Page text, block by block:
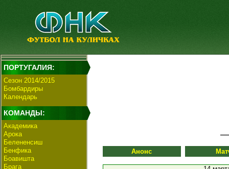
ПОРТУГАЛИЯ:
Сезон 2014/2015
Бомбардиры
Календарь
КОМАНДЫ:
Академика
Арока
Белененсиш
Бенфика
Боавишта
Брага
Анонс